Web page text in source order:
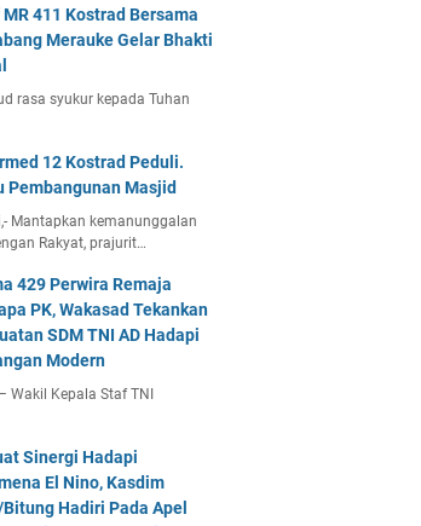
411 Kostrad Bersama
Merauke Gelar Bhakti
rasa syukur kepada Tuhan
12 Kostrad Peduli.
Pembangunan Masjid
Mantapkan kemanunggalan
Rakyat, prajurit…
429 Perwira Remaja
PK, Wakasad Tekankan
SDM TNI AD Hadapi
Modern
Wakil Kepala Staf TNI
Sinergi Hadapi
El Nino, Kasdim
Hadiri Pada Apel